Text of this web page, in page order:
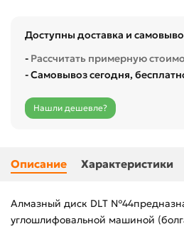
Доступны доставка и
- Рассчитать примерную
- Самовывоз сегодня,
Нашли дешевле?
Описание Характеристики
Алмазный диск DLT
углошлифовальной машиной